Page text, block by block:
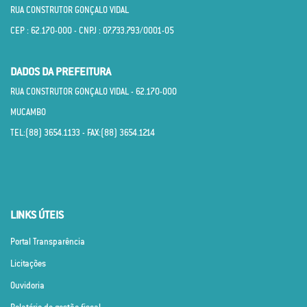
RUA CONSTRUTOR GONÇALO VIDAL
CEP : 62.170­-000 - CNPJ : 07.733.793/0001­-05
DADOS DA PREFEITURA
RUA CONSTRUTOR GONÇALO VIDAL - 62.170­-000
MUCAMBO
TEL:(88) 3654.1133 - FAX:(88) 3654.1214
LINKS ÚTEIS
Portal Transparência
Licitações
Ouvidoria